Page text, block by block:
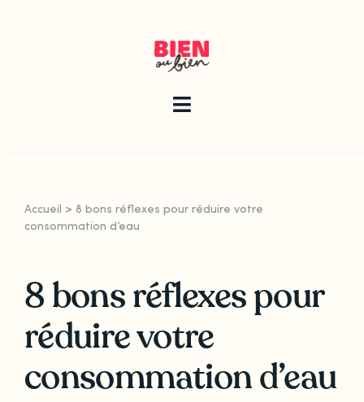
Toggle
Les articles
Qui sommes-nous ?
Accueil > 8 bons réflexes pour réduire votre
consommation d’eau
8 bons réflexes pour
réduire votre
consommation d’eau